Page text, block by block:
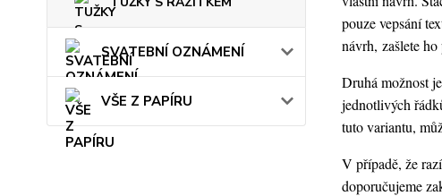
SVATEBNÍ OZNÁMENÍ
VŠE Z PAPÍRU
pouze vepsání
návrh, zašlete
Druhá možnost
jednotlivých
tuto variantu,
V případě, že
doporučujeme